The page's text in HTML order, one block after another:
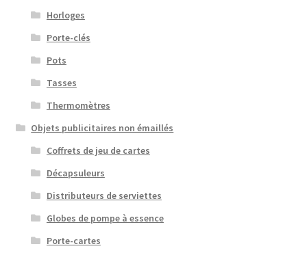
Horloges
Porte-clés
Pots
Tasses
Thermomètres
Objets publicitaires non émaillés
Coffrets de jeu de cartes
Décapsuleurs
Distributeurs de serviettes
Globes de pompe à essence
Porte-cartes